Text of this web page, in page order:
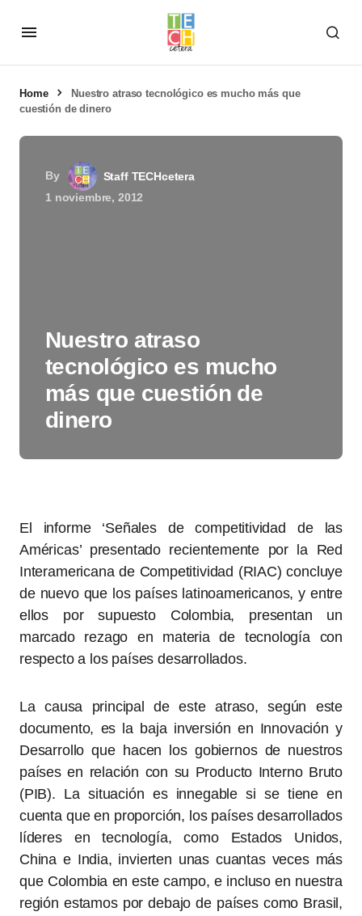
Home
Nuestro atraso tecnológico es mucho más que
cuestión de dinero
By
Staff TECHcetera
1 noviembre, 2012
Nuestro atraso
tecnológico es mucho
más que cuestión de
dinero
El informe ‘Señales de competitividad de las
Américas’ presentado recientemente por la Red
Interamericana de Competitividad (RIAC) concluye
de nuevo que los países latinoamericanos, y entre
ellos por supuesto Colombia, presentan un
marcado rezago en materia de tecnología con
respecto a los países desarrollados.
La causa principal de este atraso, según este
documento, es la baja inversión en Innovación y
Desarrollo que hacen los gobiernos de nuestros
países en relación con su Producto Interno Bruto
(PIB). La situación es innegable si se tiene en
cuenta que en proporción, los países desarrollados
líderes en tecnología, como Estados Unidos,
China e India, invierten unas cuantas veces más
que Colombia en este campo, e incluso en nuestra
región estamos por debajo de países como Brasil,